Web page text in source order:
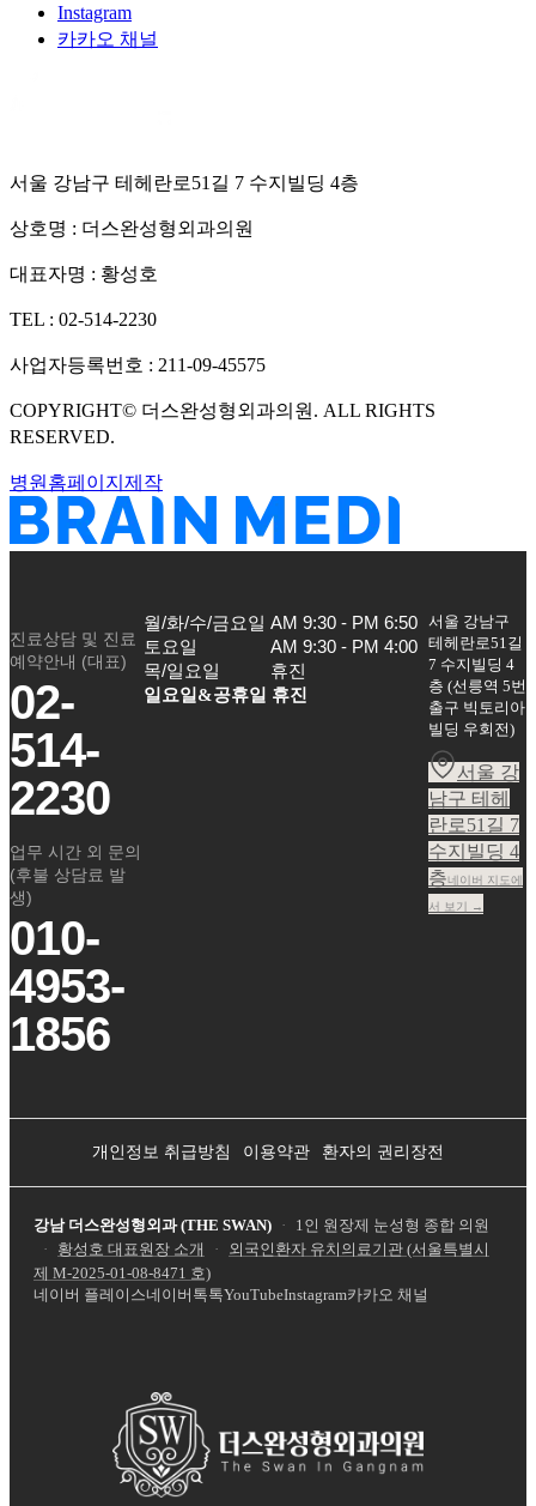
Instagram
카카오 채널
서울 강남구 테헤란로51길 7 수지빌딩 4층
상호명 : 더스완성형외과의원
대표자명 : 황성호
TEL : 02-514-2230
사업자등록번호 : 211-09-45575
COPYRIGHT© 더스완성형외과의원 . ALL RIGHTS
RESERVED.
병원홈페이지제작
진료상담 및 진료
예약안내 (대표)
02-
514-
2230
업무 시간 외 문의
(후불 상담료 발
생)
010-
4953-
1856
월/화/수/금요일
토요일
목/일요일
AM 9:30 - PM 6:50
AM 9:30 - PM 4:00
휴진
일요일&공휴일 휴진
서울 강남구
테헤란로51길
7 수지빌딩 4
층 (선릉역 5번
출구 빅토리아
빌딩 우회전)
서울 강
남구 테헤
란로51길 7
수지빌딩 4
층네이버 지도에
서 보기 →
개인정보 취급방침 이용약관 환자의 권리장전
강남 더스완성형외과 (THE SWAN) ·
1인 원장제 눈성형 종합 의원
·
황성호 대표원장 소개 ·
외국인환자 유치의료기관 (서울특별시
제 M-2025-01-08-8471 호)
네이버 플레이스네이버톡톡YouTubeInstagram카카오 채널